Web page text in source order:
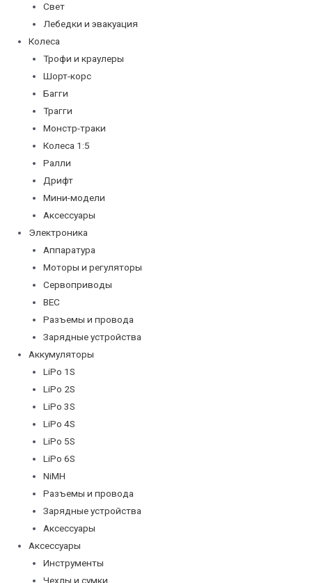
Свет
Лебедки и эвакуация
Колеса
Трофи и краулеры
Шорт-корс
Багги
Трагги
Монстр-траки
Колеса 1:5
Ралли
Дрифт
Мини-модели
Аксессуары
Электроника
Аппаратура
Моторы и регуляторы
Сервоприводы
BEC
Разъемы и провода
Зарядные устройства
Аккумуляторы
LiPo 1S
LiPo 2S
LiPo 3S
LiPo 4S
LiPo 5S
LiPo 6S
NiMH
Разъемы и провода
Зарядные устройства
Аксессуары
Аксессуары
Инструменты
Чехлы и сумки